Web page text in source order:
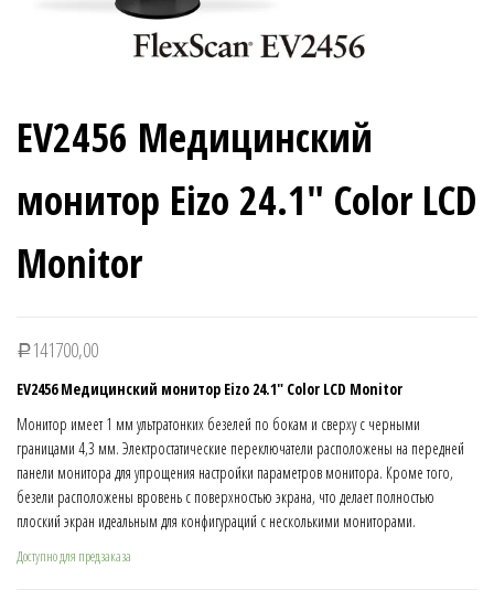
EV2456 Медицинский
монитор Eizo 24.1″ Color LCD
Monitor
Р 141700,00
EV2456 Медицинский монитор Eizo 24.1″ Color LCD Monitor
Монитор имеет 1 мм ультратонких безелей по бокам и сверху с черными
границами 4,3 мм. Электростатические переключатели расположены на передней
панели монитора для упрощения настройки параметров монитора. Кроме того,
безели расположены вровень с поверхностью экрана, что делает полностью
плоский экран идеальным для конфигураций с несколькими мониторами.
Доступно для предзаказа